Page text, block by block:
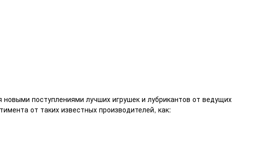
поступлениями лучших игрушек и лубрикантов от ведущих
от таких известных производителей, как: